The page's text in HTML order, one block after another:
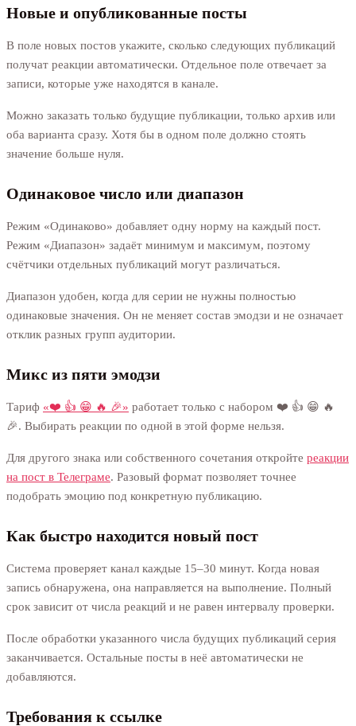
Новые и опубликованные посты
В поле новых постов укажите, сколько следующих публикаций
получат реакции автоматически. Отдельное поле отвечает за
записи, которые уже находятся в канале.
Можно заказать только будущие публикации, только архив или
оба варианта сразу. Хотя бы в одном поле должно стоять
значение больше нуля.
Одинаковое число или диапазон
Режим «Одинаково» добавляет одну норму на каждый пост.
Режим «Диапазон» задаёт минимум и максимум, поэтому
счётчики отдельных публикаций могут различаться.
Диапазон удобен, когда для серии не нужны полностью
одинаковые значения. Он не меняет состав эмодзи и не означает
отклик разных групп аудитории.
Микс из пяти эмодзи
Тариф «❤️ 👍 😁 🔥 🎉» работает только с набором ❤️ 👍 😁 🔥
🎉. Выбирать реакции по одной в этой форме нельзя.
Для другого знака или собственного сочетания откройте реакции
на пост в Телеграме. Разовый формат позволяет точнее
подобрать эмоцию под конкретную публикацию.
Как быстро находится новый пост
Система проверяет канал каждые 15–30 минут. Когда новая
запись обнаружена, она направляется на выполнение. Полный
срок зависит от числа реакций и не равен интервалу проверки.
После обработки указанного числа будущих публикаций серия
заканчивается. Остальные посты в неё автоматически не
добавляются.
Требования к ссылке